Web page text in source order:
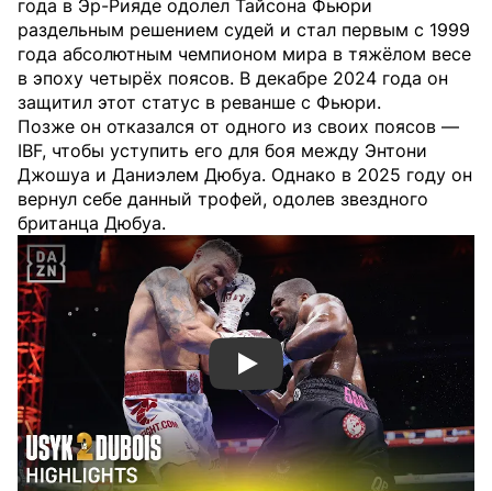
года в Эр-Рияде одолел Тайсона Фьюри
раздельным решением судей и стал первым с 1999
года абсолютным чемпионом мира в тяжёлом весе
в эпоху четырёх поясов. В декабре 2024 года он
защитил этот статус в реванше с Фьюри.
Позже он отказался от одного из своих поясов —
IBF, чтобы уступить его для боя между Энтони
Джошуа и Даниэлем Дюбуа. Однако в 2025 году он
вернул себе данный трофей, одолев звездного
британца Дюбуа.
Смотреть видео YouTube